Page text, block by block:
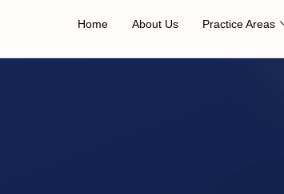
Home About Us Practice Areas